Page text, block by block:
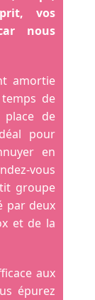
vos
nous
amortie
de
de
pour
en
vous
groupe
par deux
et de la
aux
épurez